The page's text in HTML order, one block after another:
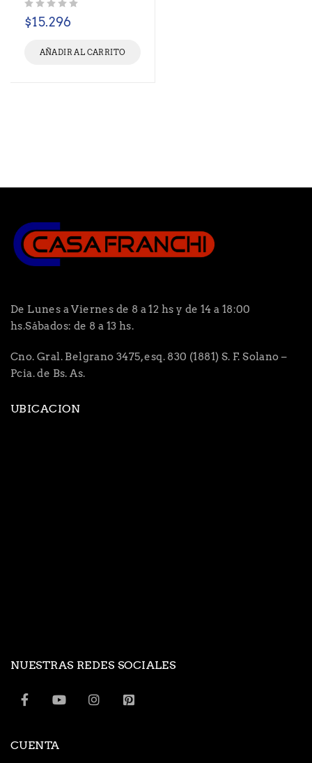
$15.296
AÑADIR AL CARRITO
De Lunes a Viernes de 8 a 12 hs y de 14 a 18:00
hs.Sábados: de 8 a 13 hs.
Cno. Gral. Belgrano 3475, esq. 830 (1881) S. F. Solano –
Pcia. de Bs. As.
UBICACION
NUESTRAS REDES SOCIALES
CUENTA